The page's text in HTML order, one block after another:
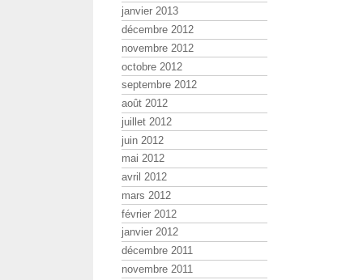
janvier 2013
décembre 2012
novembre 2012
octobre 2012
septembre 2012
août 2012
juillet 2012
juin 2012
mai 2012
avril 2012
mars 2012
février 2012
janvier 2012
décembre 2011
novembre 2011